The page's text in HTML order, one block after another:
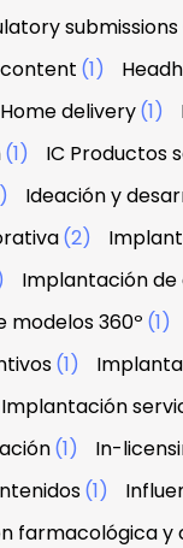
submissions
(1)
Home delivery(1)
(1) IC Productos
Ideación y
(2)
Implantación
modelos 360º (1)
(1)
Implantación
(1) In-
(1)
farmacológica y